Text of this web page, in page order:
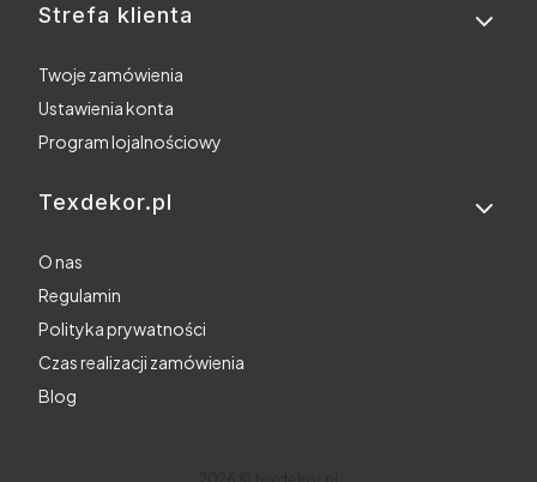
Strefa klienta
Twoje zamówienia
Ustawienia konta
Program lojalnościowy
Texdekor.pl
O nas
Regulamin
Polityka prywatności
Czas realizacji zamówienia
Blog